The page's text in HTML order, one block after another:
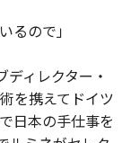
るので」
ィレクター・
を携えてドイツ
日本の手仕事を